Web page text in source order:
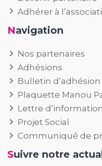
Adhérer à
Navigation
Nos partenaires
Adhésions
Bulletin d’adhésion
Plaquette Manou
Lettre
Projet Social
Communiqué de
Suivre notre